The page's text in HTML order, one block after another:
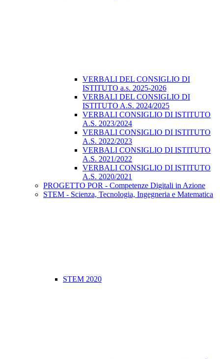
VERBALI DEL CONSIGLIO DI
ISTITUTO a.s. 2025-2026
VERBALI DEL CONSIGLIO DI
ISTITUTO A.S. 2024/2025
VERBALI CONSIGLIO DI ISTITUTO
A.S. 2023/2024
VERBALI CONSIGLIO DI ISTITUTO
A.S. 2022/2023
VERBALI CONSIGLIO DI ISTITUTO
A.S. 2021/2022
VERBALI CONSIGLIO DI ISTITUTO
A.S. 2020/2021
PROGETTO POR - Competenze Digitali in Azione
STEM - Scienza, Tecnologia, Ingegneria e Matematica
STEM 2020